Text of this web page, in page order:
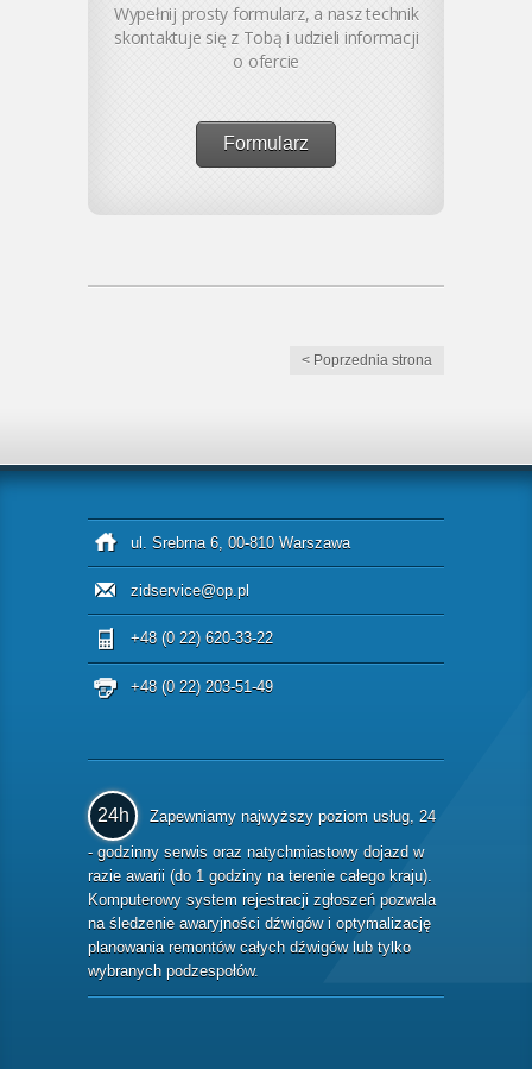
Wypełnij prosty formularz, a nasz technik
skontaktuje się z Tobą i udzieli informacji
o ofercie
Formularz
< Poprzednia strona
ul. Srebrna 6, 00-810 Warszawa
zidservice@op.pl
+48 (0 22) 620-33-22
+48 (0 22) 203-51-49
24h
Zapewniamy najwyższy poziom usług, 24
- godzinny serwis oraz natychmiastowy dojazd w
razie awarii (do 1 godziny na terenie całego kraju).
Komputerowy system rejestracji zgłoszeń pozwala
na śledzenie awaryjności dźwigów i optymalizację
planowania remontów całych dźwigów lub tylko
wybranych podzespołów.